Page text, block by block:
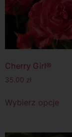
Cherry Girl®
35.00 zł
Wybierz opcje